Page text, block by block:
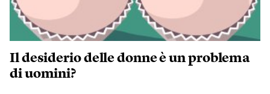
Il desiderio delle donne è un problema
di uomini?